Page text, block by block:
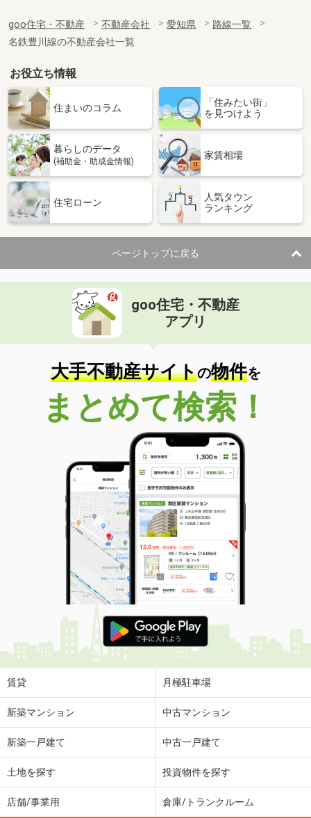
goo住宅・不動産 不動産会社 愛知県
路線一覧
名鉄豊川線の不動産会社一覧
お役立ち情報
住まいのコラム
「住みたい街」
を見つけよう
暮らしのデータ
(補助金・助成金情報)
家賃相場
住宅ローン
人気タウン
ランキング
ページトップに戻る
goo住宅・不動産
アプリ
大手不動産サイトの物件を
まとめて検索！
賃貸 月極駐車場
新築マンション 中古マンション
新築一戸建て 中古一戸建て
土地を探す 投資物件を探す
店舗/事業用 倉庫/トランクルーム